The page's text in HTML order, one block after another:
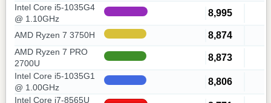
Intel Core i5-1035G4
@ 1.10GHz
8,995
AMD Ryzen 7 3750H 8,874
AMD Ryzen 7 PRO
2700U
8,873
Intel Core i5-1035G1
@ 1.00GHz
8,806
Intel Core i7-8565U